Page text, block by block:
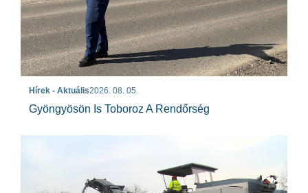
Hírek - Aktuális2026. 08. 05.
Gyöngyösön Is Toboroz A Rendőrség